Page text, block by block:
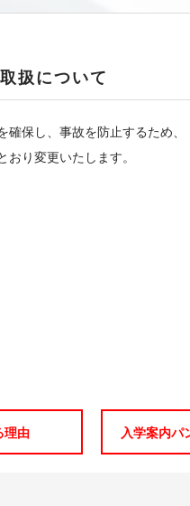
扱について
保し、事故を防止するため、
り変更いたします。
理由 入学案内パ